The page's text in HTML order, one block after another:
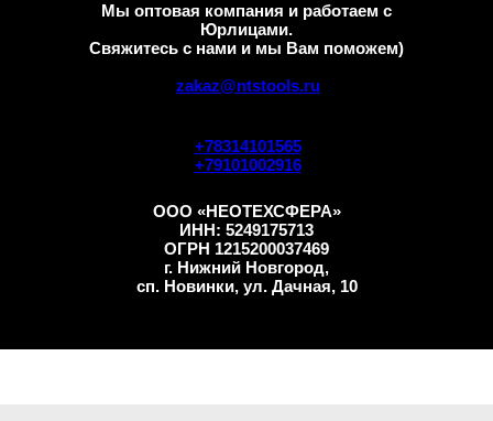
+78314101565
+79101002916
zakaz@ntstools.ru
ООО «НЕОТЕХСФЕРА»
ИНН: 5249175713
ОГРН 1215200037469
г. Нижний Новгород,
сп. Новинки, ул. Дачная, 10
Мы оптовая компания и работаем с
Юрлицами.
Свяжитесь с нами и мы Вам поможем)